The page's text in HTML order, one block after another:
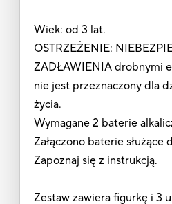
Wiek: od 3 lat.
OSTRZEŻENIE:
ZADŁAWIENIA drobnymi
nie jest przeznaczony dla
życia.
Wymagane 2 baterie
Załączono baterie służące
Zapoznaj się z instrukcją.
Zestaw zawiera figurkę i 3